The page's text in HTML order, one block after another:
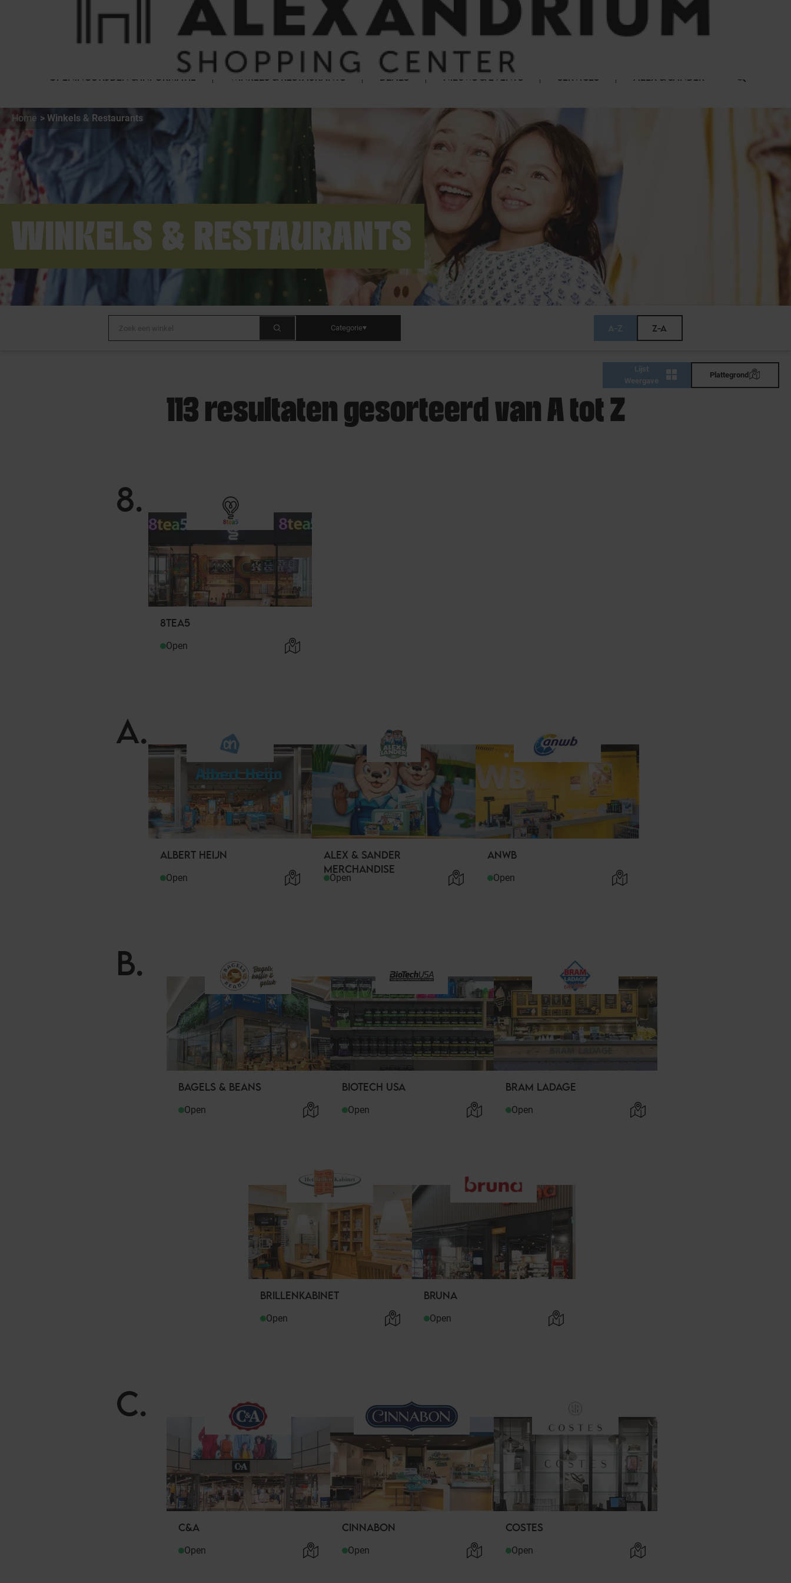
OPENINGSTIJDEN & INFORMATIE WINKELS & RESTAURANTS DEALS NIEUWS & EVENTS SERVICES ALEX & SANDER
Home Winkels & Restaurants
WINKELS & RESTAURANTS
Categorie A-Z Z-A
Lijst
Weergave
Plattegrond
113 resultaten gesorteerd van A tot Z
8.
8TEA5
Open
A.
ALBERT HEIJN
Open
ALEX & SANDER
MERCHANDISE
Open
ANWB
Open
B.
BAGELS & BEANS
Open
BIOTECH USA
Open
BRAM LADAGE
Open
BRILLENKABINET
Open
BRUNA
Open
C.
C&A
Open
CINNABON
Open
COSTES
Open